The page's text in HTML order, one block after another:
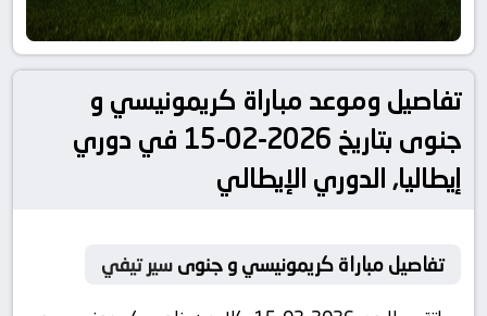
تفاصيل وموعد مباراة كريمونيسي و
جنوى بتاريخ 2026-02-15 في دوري
إيطاليا, الدوري الإيطالي
تفاصيل مباراة كريمونيسي و جنوىسير تيفي